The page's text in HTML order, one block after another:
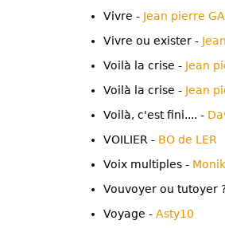
Vivre - Jean pierre
Vivre ou exister -
Voilà la crise - Jean
Voilà la crise - Jean
Voilà, c'est fini.... -
VOILIER - BO de LER
Voix multiples -
Vouvoyer ou tutoyer
Voyage - Asty10